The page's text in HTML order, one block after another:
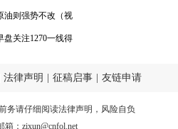
油则强势不改（视
盘关注1270一线得
法律声明 征稿启事 友链申请
务请仔细阅读法律声明 ，风险自负
箱： zixun@cnfol.net